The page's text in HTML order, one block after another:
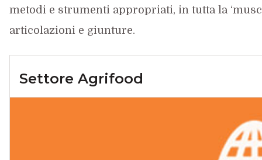
metodi e strumenti appropriati, in tutta la
articolazioni e giunture.
Settore Agrifood